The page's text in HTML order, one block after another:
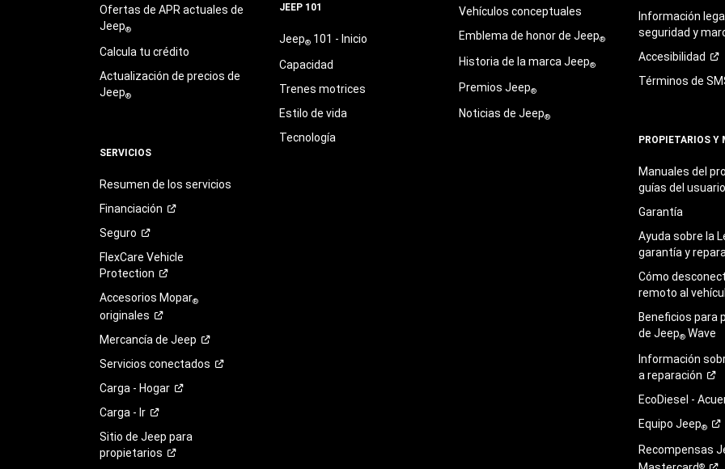
Ofertas de APR actuales de
Jeep®
Calcula tu crédito
Actualización de precios de
Jeep®
SERVICIOS
Resumen de los servicios
Financiación
Seguro
FlexCare Vehicle
Protection
Accesorios Mopar®
originales
Mercancía de Jeep
Servicios conectados
Carga - Hogar
Carga - Ir
Sitio de Jeep para
propietarios
JEEP 101
Jeep®101 - Inicio
Capacidad
Trenes motrices
Estilo de vida
Tecnología
Vehículos conceptuales
Emblema de honor de Jeep®
Historia de la marca Jeep®
Premios Jeep®
Noticias de Jeep®
Información
seguridad y
Accesibilidad
Términos de
PROPIETARIOS Y
Manuales del
guías delusuario
Garantía
Ayuda sobre la
garantía y
Cómo
remoto al
Beneficios para
de Jeep® Wave
Información
areparación
EcoDiesel -
Equipo Jeep®
Recompensas
®